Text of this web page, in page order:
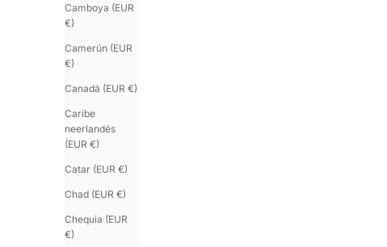
Camboya (EUR
€)
Camerún (EUR
€)
Canadá (EUR €)
Caribe
neerlandés
(EUR €)
Catar (EUR €)
Chad (EUR €)
Chequia (EUR
€)